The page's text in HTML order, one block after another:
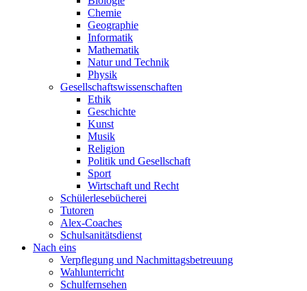
Chemie
Geographie
Informatik
Mathematik
Natur und Technik
Physik
Gesellschaftswissenschaften
Ethik
Geschichte
Kunst
Musik
Religion
Politik und Gesellschaft
Sport
Wirtschaft und Recht
Schülerlesebücherei
Tutoren
Alex-Coaches
Schulsanitätsdienst
Nach eins
Verpflegung und Nachmittagsbetreuung
Wahlunterricht
Schulfernsehen